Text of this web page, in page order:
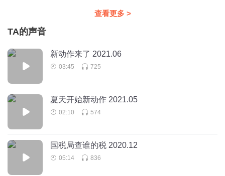
查看更多 >
TA的声音
新动作来了 2021.06
03:45 725
夏天开始新动作 2021.05
02:10 574
国税局查谁的税 2020.12
05:14 836